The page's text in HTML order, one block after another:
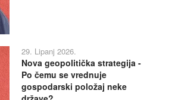
29. Lipanj 2026.
Nova geopolitička strategija -
Po čemu se vrednuje
gospodarski položaj neke